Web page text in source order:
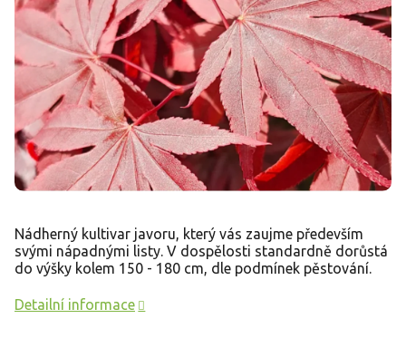
Nádherný kultivar javoru, který vás zaujme především
svými nápadnými listy. V dospělosti standardně dorůstá
do výšky kolem 150 - 180 cm, dle podmínek pěstování.
Detailní informace